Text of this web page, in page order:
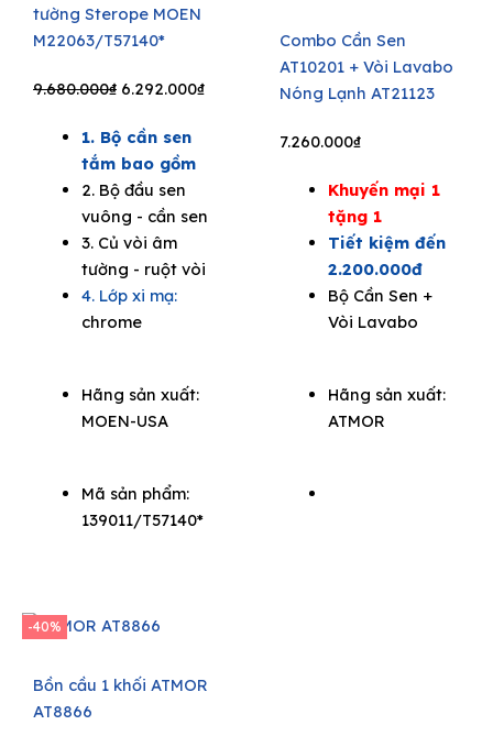
tường Sterope MOEN
M22063/T57140*
9.680.000₫ Original
was:
9.680.000₫.
6.292.000₫Current
1. Bộ cần sen
tắm bao gồm
2. Bộ đầu sen
vuông - cần sen
3. Củ vòi âm
tường - ruột vòi
4. Lớp xi mạ:
chrome
Hãng sản xuất:
MOEN-USA
Mã sản phẩm:
139011/T57140*
Combo Cần Sen
AT10201 + Vòi Lavabo
Nóng Lạnh AT21123
7.260.000₫
Khuyến mại 1
tặng 1
Tiết kiệm đến
2.200.000đ
Bộ Cần Sen +
Vòi Lavabo
Hãng sản xuất:
ATMOR
-40%
Bồn cầu 1 khối ATMOR
AT8866